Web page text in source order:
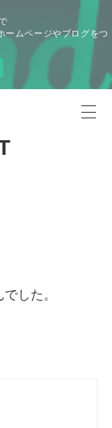
ームページやブログをつ
した。